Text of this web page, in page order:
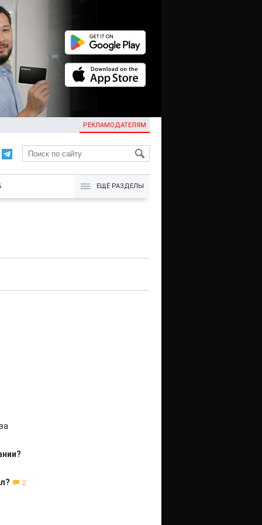
РЕКЛАМОДАТЕЛЯМ
KG
ЕЩЁ РАЗДЕЛЫ
2